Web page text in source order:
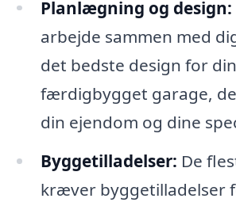
Planlægning og design:
arbejde sammen med
det bedste design for din
færdigbygget garage,
din ejendom og dine
Byggetilladelser: De
kræver byggetilladelser